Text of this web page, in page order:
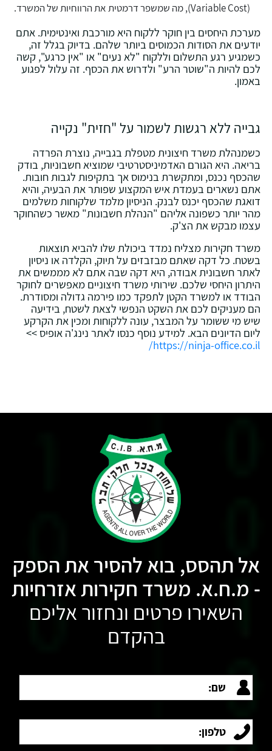
(Variable Cost), מה שמשפר דרמטית את הרווחיות של המשרד.
מערכת היחסים בין חוקר ללקוח היא מורכבת ואינטימית. אתם
יודעים את הסודות הכמוסים ביותר שלהם. בדיוק בגלל זה,
כשמגיע רגע התשלום וללקוח "לא נעים" או "אין כרגע", קשה
לכם להיות ה"שוטר הרע" ולדרוש את הכסף. זה עלול לפגוע
באמון.
גבייה ללא רגשות לשמור על "חזית" נקייה
כשמנהלת משרד חיצונית מטפלת בגבייה, נוצרת הפרדה
בריאה. היא הגורם האדמיניסטרטיבי שמוציא חשבוניות, בודק
שהכסף נכנס, ומתקשרת בנימוס אך בתקיפות לגבות חובות.
אתם נשארים בעמדת איש המקצוע שפותר את הבעיה, והיא
דואגת שהכסף יכנס לבנק. הניסיון מלמד שלקוחות משלמים
מהר יותר כשפונה אליהם "הנהלת חשבונות" מאשר כשהחוקר
עצמו מבקש את הצ'ק.
משרד חקירות מצליח נמדד ביכולת שלו להביא תוצאות
בשטח. כל דקה שאתם מבזבזים על תיוק, הקלדה או ניסיון
לאתר חשבונית אבודה, היא דקה שבה אתם לא מממשים את
היתרון היחסי שלכם. שירותי משרד חיצוניים מאפשרים לחוקר
הבודד או למשרד הקטן לתפקד כמו פירמה גדולה ומסודרת.
הם מעניקים לכם את השקט הנפשי לצאת לשטח, בידיעה
שיש מי ששומר על המבצר, עונה ללקוחות ומכין את הקרקע
ליום הדיונים הבא. למידע נוסף כנסו לאתר נינג'ה אופיס >>
https://ninja-office.co.il/
אל תהסס, בוא להסיר את הספק
- מ.ח.א. משרד חקירות אזרחיות
השאירו פרטים ונחזור אליכם
בהקדם
שם:
טלפון: